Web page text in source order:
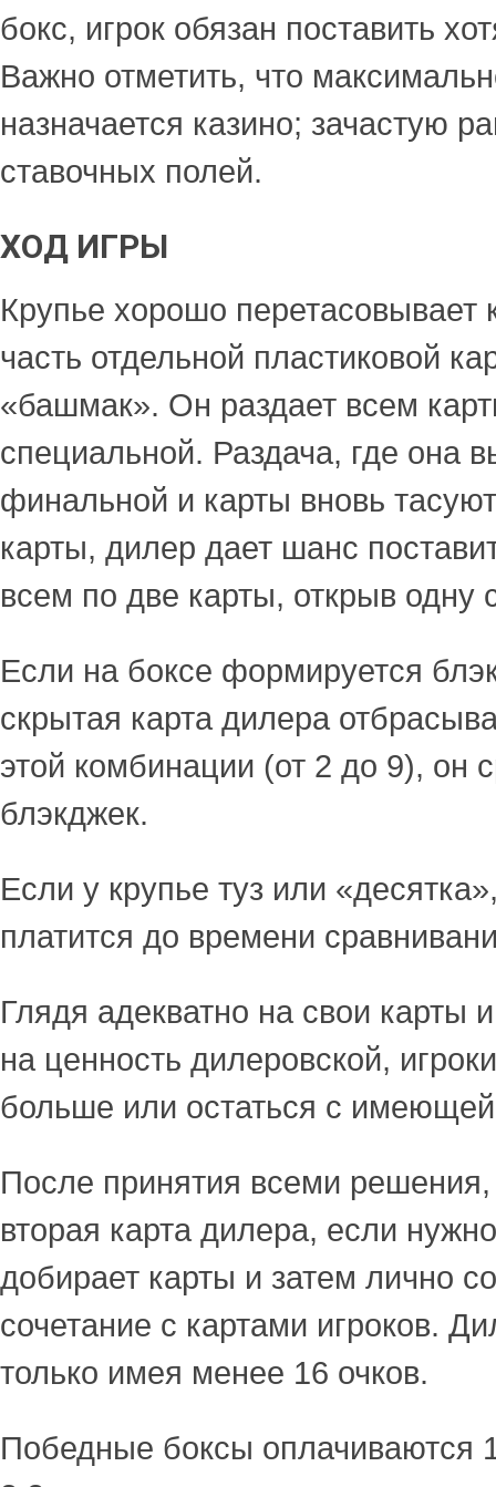
бокс, игрок обязан поставить
Важно отметить, что
назначается казино; зачастую
ставочных полей.
ХОД ИГРЫ
Крупье хорошо перетасовывает
часть отдельной пластиковой
«башмак». Он раздает всем
специальной. Раздача, где она
финальной и карты вновь
карты, дилер дает шанс
всем по две карты, открыв одну
Если на боксе формируется
скрытая карта дилера
этой комбинации (от 2 до 9), он
блэкджек.
Если у крупье туз или
платится до времени
Глядя адекватно на свои карты
на ценность дилеровской,
больше или остаться с
После принятия всеми решения,
вторая карта дилера, если
добирает карты и затем лично
сочетание с картами игроков.
только имея менее 16 очков.
Победные боксы оплачиваются